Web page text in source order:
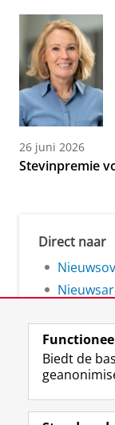
26 juni 2026
Stevinpremie
Direct naar
Biedt de